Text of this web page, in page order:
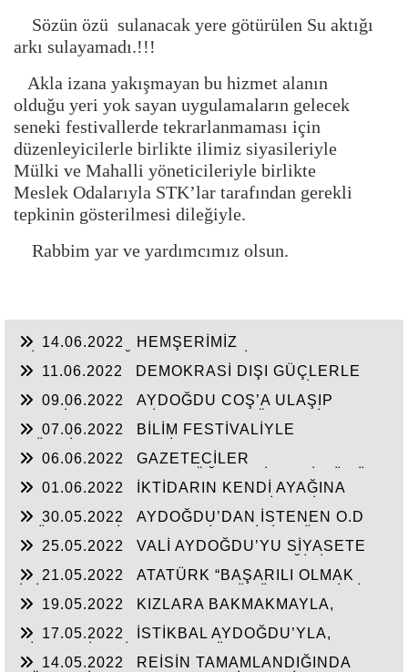
Sözün özü sulanacak yere götürülen Su aktığı
arkı sulayamadı.!!!
Akla izana yakışmayan bu hizmet alanın
olduğu yeri yok sayan uygulamaların gelecek
seneki festivallerde tekrarlanmaması için
düzenleyicilerle birlikte ilimiz siyasileriyle
Mülki ve Mahalli yöneticileriyle birlikte
Meslek Odalarıyla STK’lar tarafından gerekli
tepkinin gösterilmesi dileğiyle.
Rabbim yar ve yardımcımız olsun.
14.06.2022
HEMŞERİMİZ
MÜJDELERİ BEKLİYOR!
11.06.2022
DEMOKRASİ DIŞI GÜÇLERLE
OSMANLI”KALAYCI ŞAMMAS!”
09.06.2022
AYDOĞDU COŞ’A ULAŞIP
HİZMETLERİNE ULAŞMASI!
07.06.2022
BİLİM FESTİVALİYLE
CEVAP”HİZMETE AÇILAN 41 YENİ FABRİKA!!
06.06.2022
GAZETECİLER
CHP FİİLEN YAŞATTI!!!
01.06.2022
İKTİDARIN KENDİ AYAĞINA
SÖZLERİN TUTULMASINDA!!!
30.05.2022
AYDOĞDU’DAN İSTENEN O.D
HAMMADELERE SAHİBİZ!
25.05.2022
VALİ AYDOĞDU’YU SİYASETE
ÇALMAKTIR!!!
21.05.2022
ATATÜRK “BAŞARILI OLMAK
BİRİNE UYGUN OLMALI”
19.05.2022
KIZLARA BAKMAKMAYLA,
TARİH ÖĞRETİLEN GENÇLİK!!!
17.05.2022
İSTİKBAL AYDOĞDU’YLA,
YATIRIMI ALMASINDA!!!
14.05.2022
REİSİN TAMAMLANDIĞINDA